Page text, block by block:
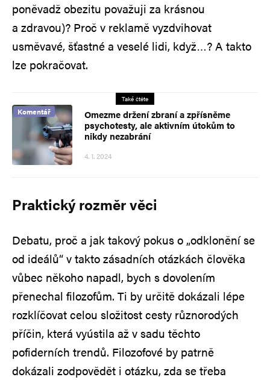
poněvadž obezitu považuji za krásnou
a zdravou)? Proč v reklamě vyzdvihovat
usměvavé, šťastné a veselé lidi, když…? A takto
lze pokračovat.
Také čtěte
Komentář
Omezme držení zbraní a zpřísněme
psychotesty, ale aktivním útokům to
nikdy nezabrání
4. 1. 2024
Praktický rozměr věci
Debatu, proč a jak takový pokus o „odklonění se
od ideálů“ v takto zásadních otázkách člověka
vůbec někoho napadl, bych s dovolením
přenechal filozofům. Ti by určitě dokázali lépe
rozklíčovat celou složitost cesty různorodých
příčin, která vyústila až v sadu těchto
pofiderních trendů. Filozofové by patrně
dokázali zodpovědět i otázku, zda se třeba